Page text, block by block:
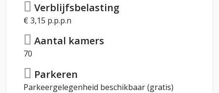
Verblijfsbelasting
€ 3,15 p.p.p.n
Aantal kamers
70
Parkeren
Parkeergelegenheid beschikbaar (gratis)